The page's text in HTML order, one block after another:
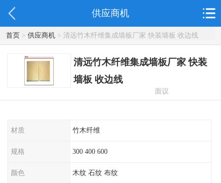
供应商机
首页> 供应商机> 清远竹木纤维集成墙板厂家 快装墙板 收边线
清远竹木纤维集成墙板厂家 快装
墙板 收边线
面议
材质 竹木纤维
规格 300 400 600
颜色 木纹 石纹 布纹